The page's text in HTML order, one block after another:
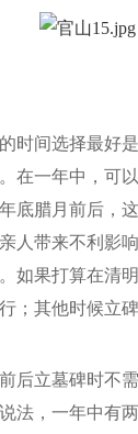
时间选择最好
在一年中，可
底腊月前后，
人带来不利影
如果打算在清
；其他时候立
后立墓碑时不
法，一年中有